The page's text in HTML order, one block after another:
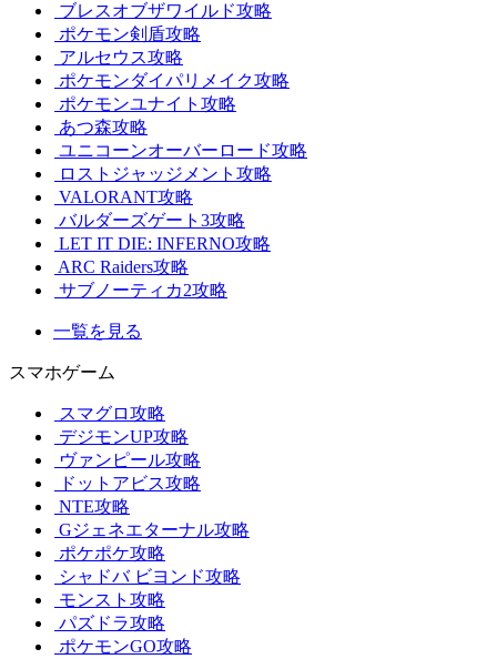
ブレスオブザワイルド攻略
ポケモン剣盾攻略
アルセウス攻略
ポケモンダイパリメイク攻略
ポケモンユナイト攻略
あつ森攻略
ユニコーンオーバーロード攻略
ロストジャッジメント攻略
VALORANT攻略
バルダーズゲート3攻略
LET IT DIE: INFERNO攻略
ARC Raiders攻略
サブノーティカ2攻略
一覧を見る
スマホゲーム
スマグロ攻略
デジモンUP攻略
ヴァンピール攻略
ドットアビス攻略
NTE攻略
Gジェネエターナル攻略
ポケポケ攻略
シャドバ ビヨンド攻略
モンスト攻略
パズドラ攻略
ポケモンGO攻略